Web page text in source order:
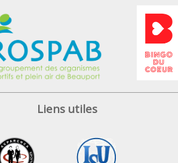
Liens utiles